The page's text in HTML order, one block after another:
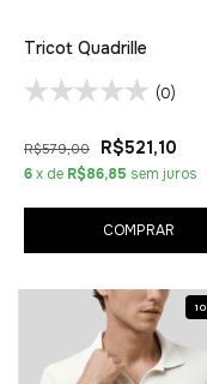
Tricot Quadrille
(0)
R$579,00 R$521,10
6x de R$86,85 sem juros
COMPRAR
10